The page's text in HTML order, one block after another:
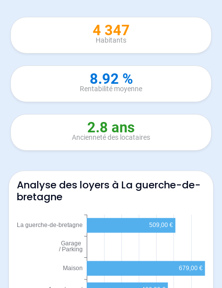
4 347
Habitants
8.92 %
Rentabilité moyenne
2.8 ans
Ancienneté des locataires
Analyse des loyers à La guerche-de-
bretagne